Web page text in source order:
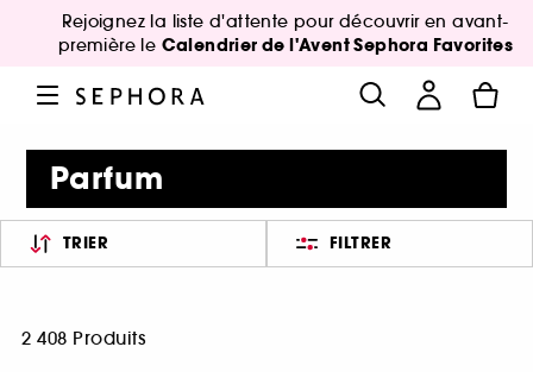
Rejoignez la liste d'attente pour découvrir en avant-
première le Calendrier de l'Avent Sephora Favorites
Parfum
TRIER FILTRER
2 408 Produits